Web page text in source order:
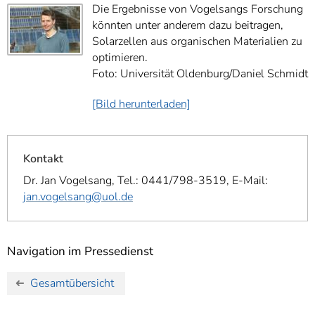
Die Ergebnisse von Vogelsangs Forschung
könnten unter anderem dazu beitragen,
Solarzellen aus organischen Materialien zu
optimieren.
Foto: Universität Oldenburg/Daniel Schmidt
[Bild herunterladen]
Kontakt
Dr. Jan Vogelsang, Tel.: 0441/798-3519, E-Mail:
jan.vogelsang@uol.de
Navigation im Pressedienst
Gesamtübersicht